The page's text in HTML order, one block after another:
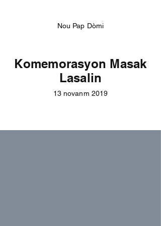
Komemorasyon Masak
Lasalin
13 novanm 2019
Nou Pap Dòmi